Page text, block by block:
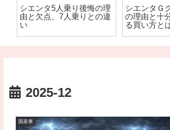
シエンタ5人乗り後悔の理
由と欠点、7人乗りとの違
い
シエンタＧ
の理由と十
る買い方と
2025-12
国産車